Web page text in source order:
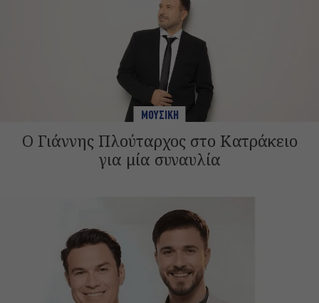
ΜΟΥΣΙΚΗ
Ο Γιάννης Πλούταρχος στο Κατράκειο
για μία συναυλία